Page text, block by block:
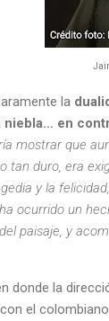
la
en
mostrar que
tan duro, era
y la
ocurrido un
paisaje, y
donde la
el